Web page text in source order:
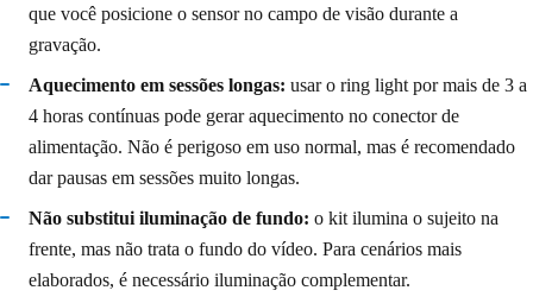
que você posicione o sensor no campo de visão durante a
gravação.
Aquecimento em sessões longas: usar o ring light por mais de 3 a
4 horas contínuas pode gerar aquecimento no conector de
alimentação. Não é perigoso em uso normal, mas é recomendado
dar pausas em sessões muito longas.
Não substitui iluminação de fundo: o kit ilumina o sujeito na
frente, mas não trata o fundo do vídeo. Para cenários mais
elaborados, é necessário iluminação complementar.